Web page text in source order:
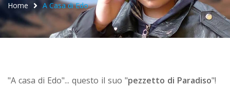
Home A Casa di Edo
"A casa di Edo"... questo il suo "pezzetto di Paradiso"!